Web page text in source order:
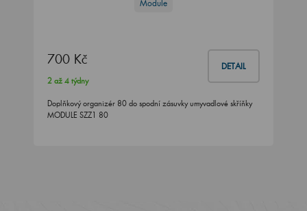
Module
700 Kč DETAIL
2 až 4 týdny
Doplňkový organizér 80 do spodní zásuvky umyvadlové skříňky
MODULE SZZ1 80